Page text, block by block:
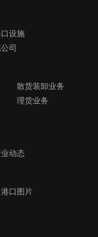
设施
司
散货装卸业务
理货业务
动态
港口图片